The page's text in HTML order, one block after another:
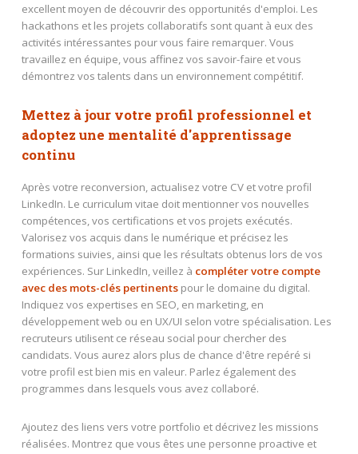
excellent moyen de découvrir des opportunités d'emploi. Les
hackathons et les projets collaboratifs sont quant à eux des
activités intéressantes pour vous faire remarquer. Vous
travaillez en équipe, vous affinez vos savoir-faire et vous
démontrez vos talents dans un environnement compétitif.
Mettez à jour votre profil professionnel et
adoptez une mentalité d'apprentissage
continu
Après votre reconversion, actualisez votre CV et votre profil
LinkedIn. Le curriculum vitae doit mentionner vos nouvelles
compétences, vos certifications et vos projets exécutés.
Valorisez vos acquis dans le numérique et précisez les
formations suivies, ainsi que les résultats obtenus lors de vos
expériences. Sur LinkedIn, veillez à compléter votre compte
avec des mots-clés pertinentspour le domaine du digital.
Indiquez vos expertises en SEO, en marketing, en
développement web ou en UX/UI selon votre spécialisation. Les
recruteurs utilisent ce réseau social pour chercher des
candidats. Vous aurez alors plus de chance d'être repéré si
votre profil est bien mis en valeur. Parlez également des
programmes dans lesquels vous avez collaboré.
Ajoutez des liens vers votre portfolio et décrivez les missions
réalisées. Montrez que vous êtes une personne proactive et